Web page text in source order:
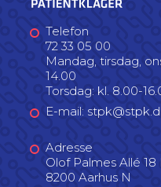
Telefon
72 33 05 00
Mandag, tirsdag,
14.00
Torsdag: kl. 8.00-
E-mail:
Adresse
Olof Palmes Allé 18
8200 Aarhus N